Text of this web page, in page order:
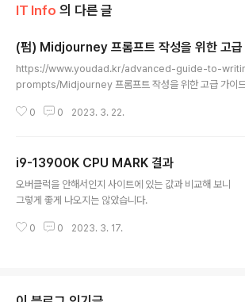
IT Info 의 다른 글
(펌) Midjourney 프롬프트 작성을 위한 고급
https://www.youdad.kr/advanced-guide-to-
prompts/Midjourney 프롬프트 작성을 위한 고급 가
독특하다는 것을 알고 있을꺼야. 예측 가능하고 일관된 이미
0 0 2023. 3. 22.
i9-13900K CPU MARK 결과
오버클럭을 안해서인지 사이트에 있는 값과 비교해 보니
그렇게 좋게 나오지는 않았습니다.
0 0 2023. 3. 17.